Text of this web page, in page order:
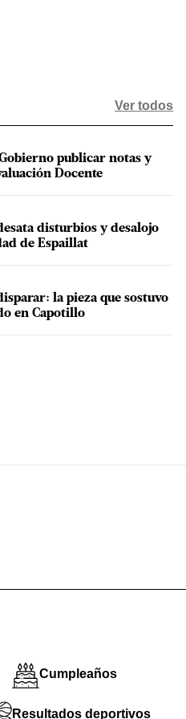
Ver todos
publicar notas y
Docente
disturbios y desalojo
de Espaillat
la pieza que sostuvo
en Capotillo
Cumpleaños
Resultados deportivos